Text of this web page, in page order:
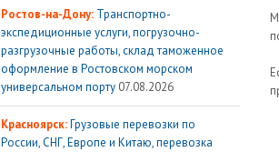
Ростов-на-Дону: Транспортно-
экспедиционные услуги, погрузочно-
разгрузочные работы, склад таможенное
оформление в Ростовском морском
универсальном порту 07.08.2026
Красноярск:Грузовые перевозки по
России, СНГ, Европе и Китаю, перевозка